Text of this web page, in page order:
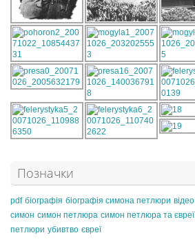
Позначки
pdf біографія біографія симона петлюри відео
симон симон петлюра симон петлюра та євреї
петлюри убивтво євреї